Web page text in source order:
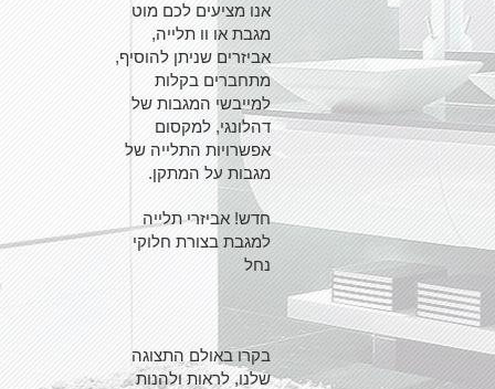
אנו מציעים לכם מוט
מגבת או וו תלייה,
אביזרים שניתן להוסיף,
מתחברים בקלות
למייבשי המגבות של
דהלונגי, למקסום
אפשרויות התלייה של
מגבות על המתקן.
חדש! אביזרי תלייה
למגבת בצורת חלוקי
נחל
בקרו באולם התצוגה
שלנו, לראות ולהנות